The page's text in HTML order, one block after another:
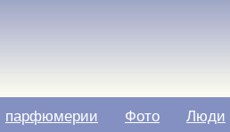
парфюмерии Фото Люди